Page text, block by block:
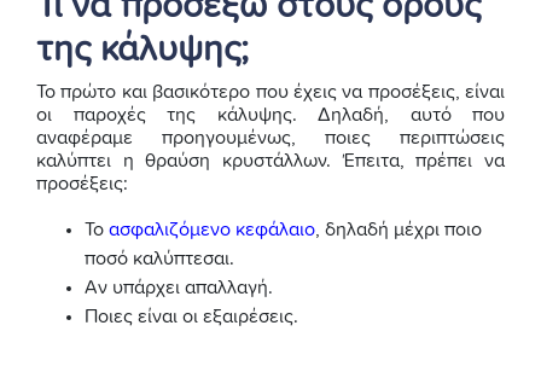
της κάλυψης;
Το πρώτο και βασικότερο που έχεις να προσέξεις, είναι
οι παροχές της κάλυψης. Δηλαδή, αυτό που
αναφέραμε προηγουμένως, ποιες περιπτώσεις
καλύπτει η θραύση κρυστάλλων. Έπειτα, πρέπει να
προσέξεις:
Το ασφαλιζόμενο κεφάλαιο , δηλαδή μέχρι ποιο
ποσό καλύπτεσαι.
Αν υπάρχει απαλλαγή.
Ποιες είναι οι εξαιρέσεις.